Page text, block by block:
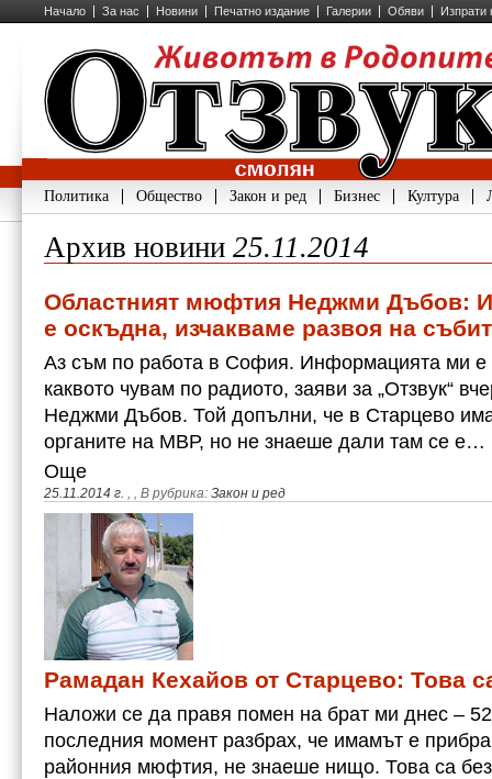
Начало За нас Новини Печатно издание Галерии Обяви Изпрати
Политика Общество Закон и ред Бизнес Култура
Архив новини 25.11.2014
Областният мюфтия Неджми Дъбов:
е оскъдна, изчакваме развоя на
Аз съм по работа в София. Информацията ми е
каквото чувам по радиото, заяви за „Отзвук“
Неджми Дъбов. Той допълни, че в Старцево
органите на МВР, но не знаеше дали там се е…
25.11.2014 г. , , В рубрика: Закон и ред
Още
Рамадан Кехайов от Старцево: Това
Наложи се да правя помен на брат ми днес –
последния момент разбрах, че имамът е
районния мюфтия, не знаеше нищо. Това са